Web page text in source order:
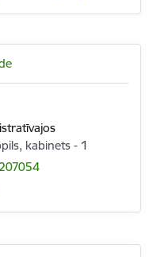
kabinets - 1